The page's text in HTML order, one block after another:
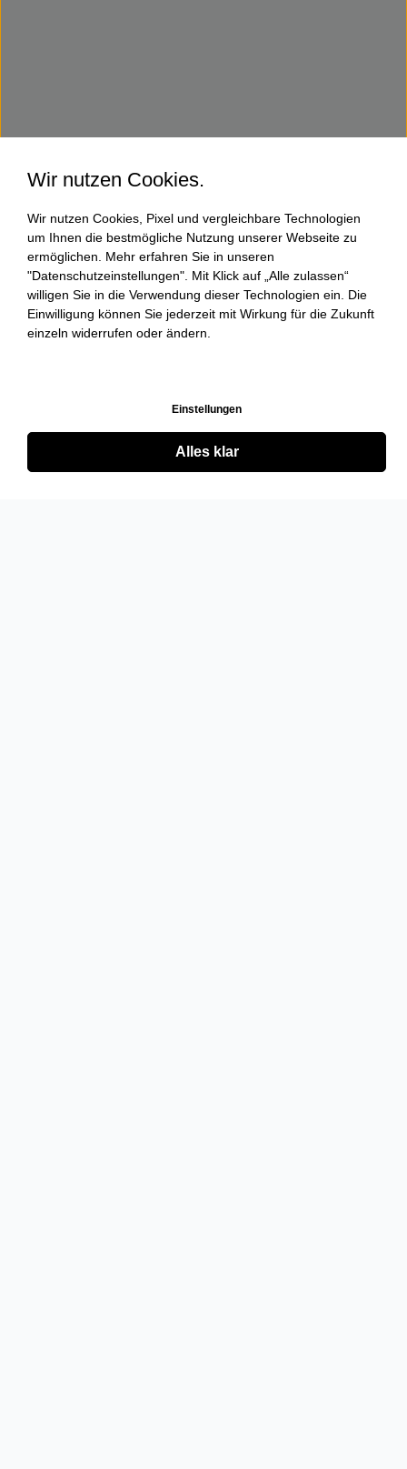
Wir nutzen Cookies.
Wir nutzen Cookies, Pixel und vergleichbare Technologien
um Ihnen die bestmögliche Nutzung unserer Webseite zu
ermöglichen. Mehr erfahren Sie in unseren
"Datenschutzeinstellungen". Mit Klick auf „Alle zulassen“
willigen Sie in die Verwendung dieser Technologien ein. Die
Einwilligung können Sie jederzeit mit Wirkung für die Zukunft
einzeln widerrufen oder ändern.
Einstellungen
Alles klar